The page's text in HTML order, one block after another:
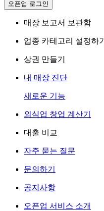
오픈업 로그인
매장 보고서 보관함
업종 카테고리 설정하기
상권 만들기
내 매장 진단
새로운 기능
외식업 창업 계산기
대출 비교
자주 묻는 질문
문의하기
공지사항
오픈업 서비스 소개